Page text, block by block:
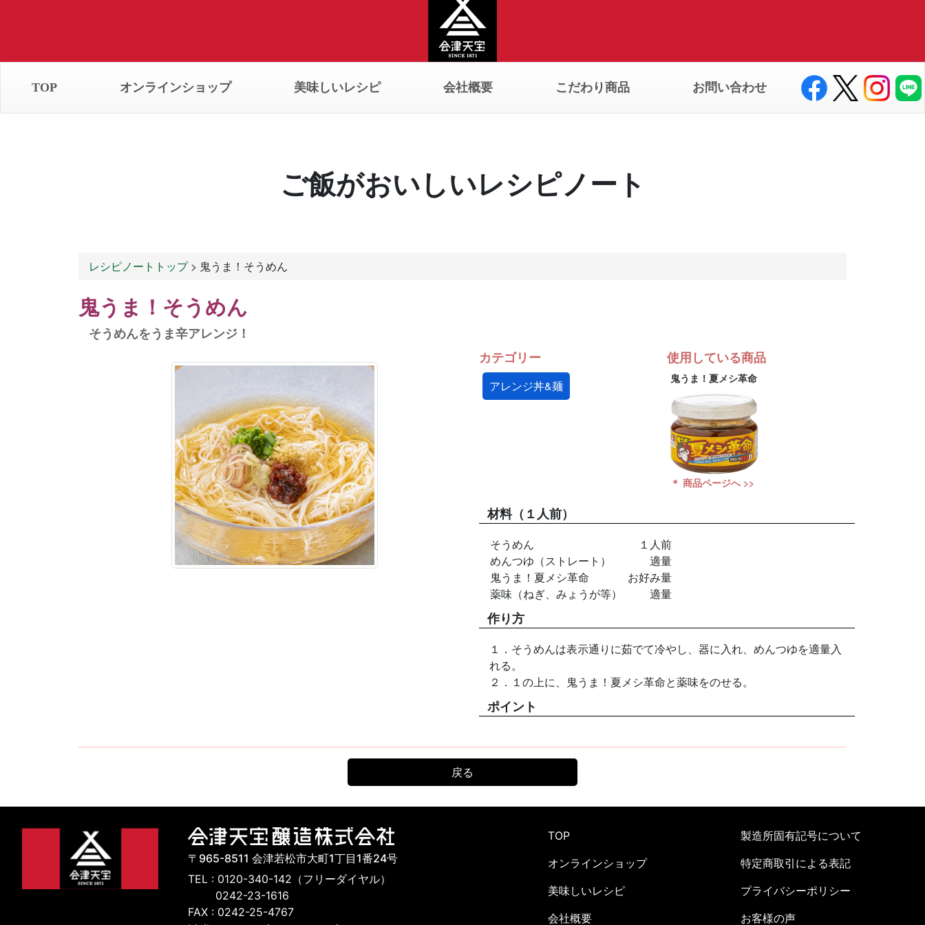
TOP オンラインショップ 美味しいレシピ 会社概要 こだわり商品 お問い合わせ
ご飯がおいしいレシピノート
レシピノートトップ> 鬼うま！そうめん
鬼うま！そうめん
そうめんをうま辛アレンジ！
カテゴリー
アレンジ丼&麺
使用している商品
鬼うま！夏メシ革命
＊ 商品ページへ >>
材料（１人前）
そうめん
１人前
めんつゆ（ストレート）
適量
鬼うま！夏メシ革命
お好み量
薬味（ねぎ、みょうが等）
適量
作り方
１．そうめんは表示通りに茹でて冷やし、器に入れ、めんつゆを適量入
れる。
２．１の上に、鬼うま！夏メシ革命と薬味をのせる。
ポイント
戻る
〒965-8511 会津若松市大町1丁目1番24号
TEL : 0120-340-142（フリーダイヤル）
0242-23-1616
FAX : 0242-25-4767
TOP
オンラインショップ
美味しいレシピ
会社概要
製造所固有記号について
特定商取引による表記
プライバシーポリシー
お客様の声